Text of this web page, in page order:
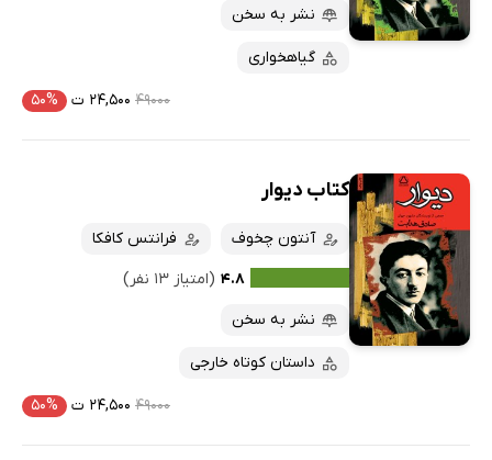
نشر به سخن
گیاهخواری
۴۹۰۰۰ ۲۴,۵۰۰ ت ۵۰%
کتاب دیوار
آنتون چخوف
فرانتس کافکا
۴.۸ (امتیاز ۱۳ نفر)
نشر به سخن
داستان کوتاه خارجی
۴۹۰۰۰ ۲۴,۵۰۰ ت ۵۰%